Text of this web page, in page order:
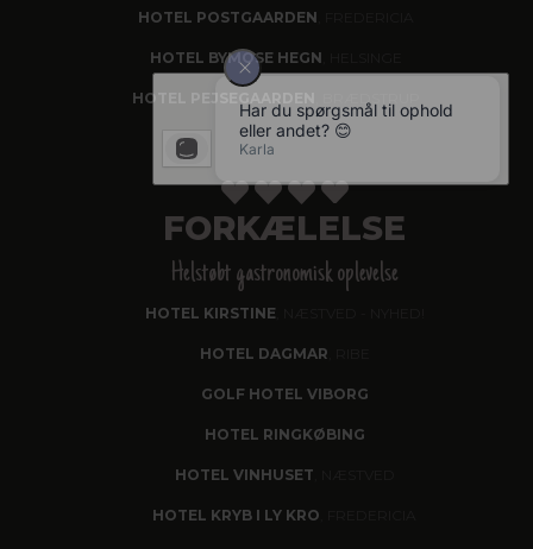
HOTEL POSTGAARDEN
HOTEL BYMOSE HEGN
HOTEL PEJSEGAARDEN , BRÆDSTRUP
FORKÆLELSE
Helstøbt gastronomisk oplevelse
HOTEL KIRSTINE, NÆSTVED - NYHED!
HOTEL DAGMAR
GOLF HOTEL VIBORG
HOTEL RINGKØBING
HOTEL VINHUSET
HOTEL KRYB I LY KRO